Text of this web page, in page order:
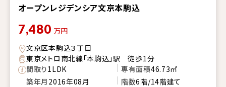
オープンレジデンシア文京本駒込
7,480 万円
文京区本駒込３丁目
東京メトロ南北線「本駒込」駅 徒歩1分
間取り1LDK 専有面積46.73㎡
築年月 2016年08月 階数6階/14階建て